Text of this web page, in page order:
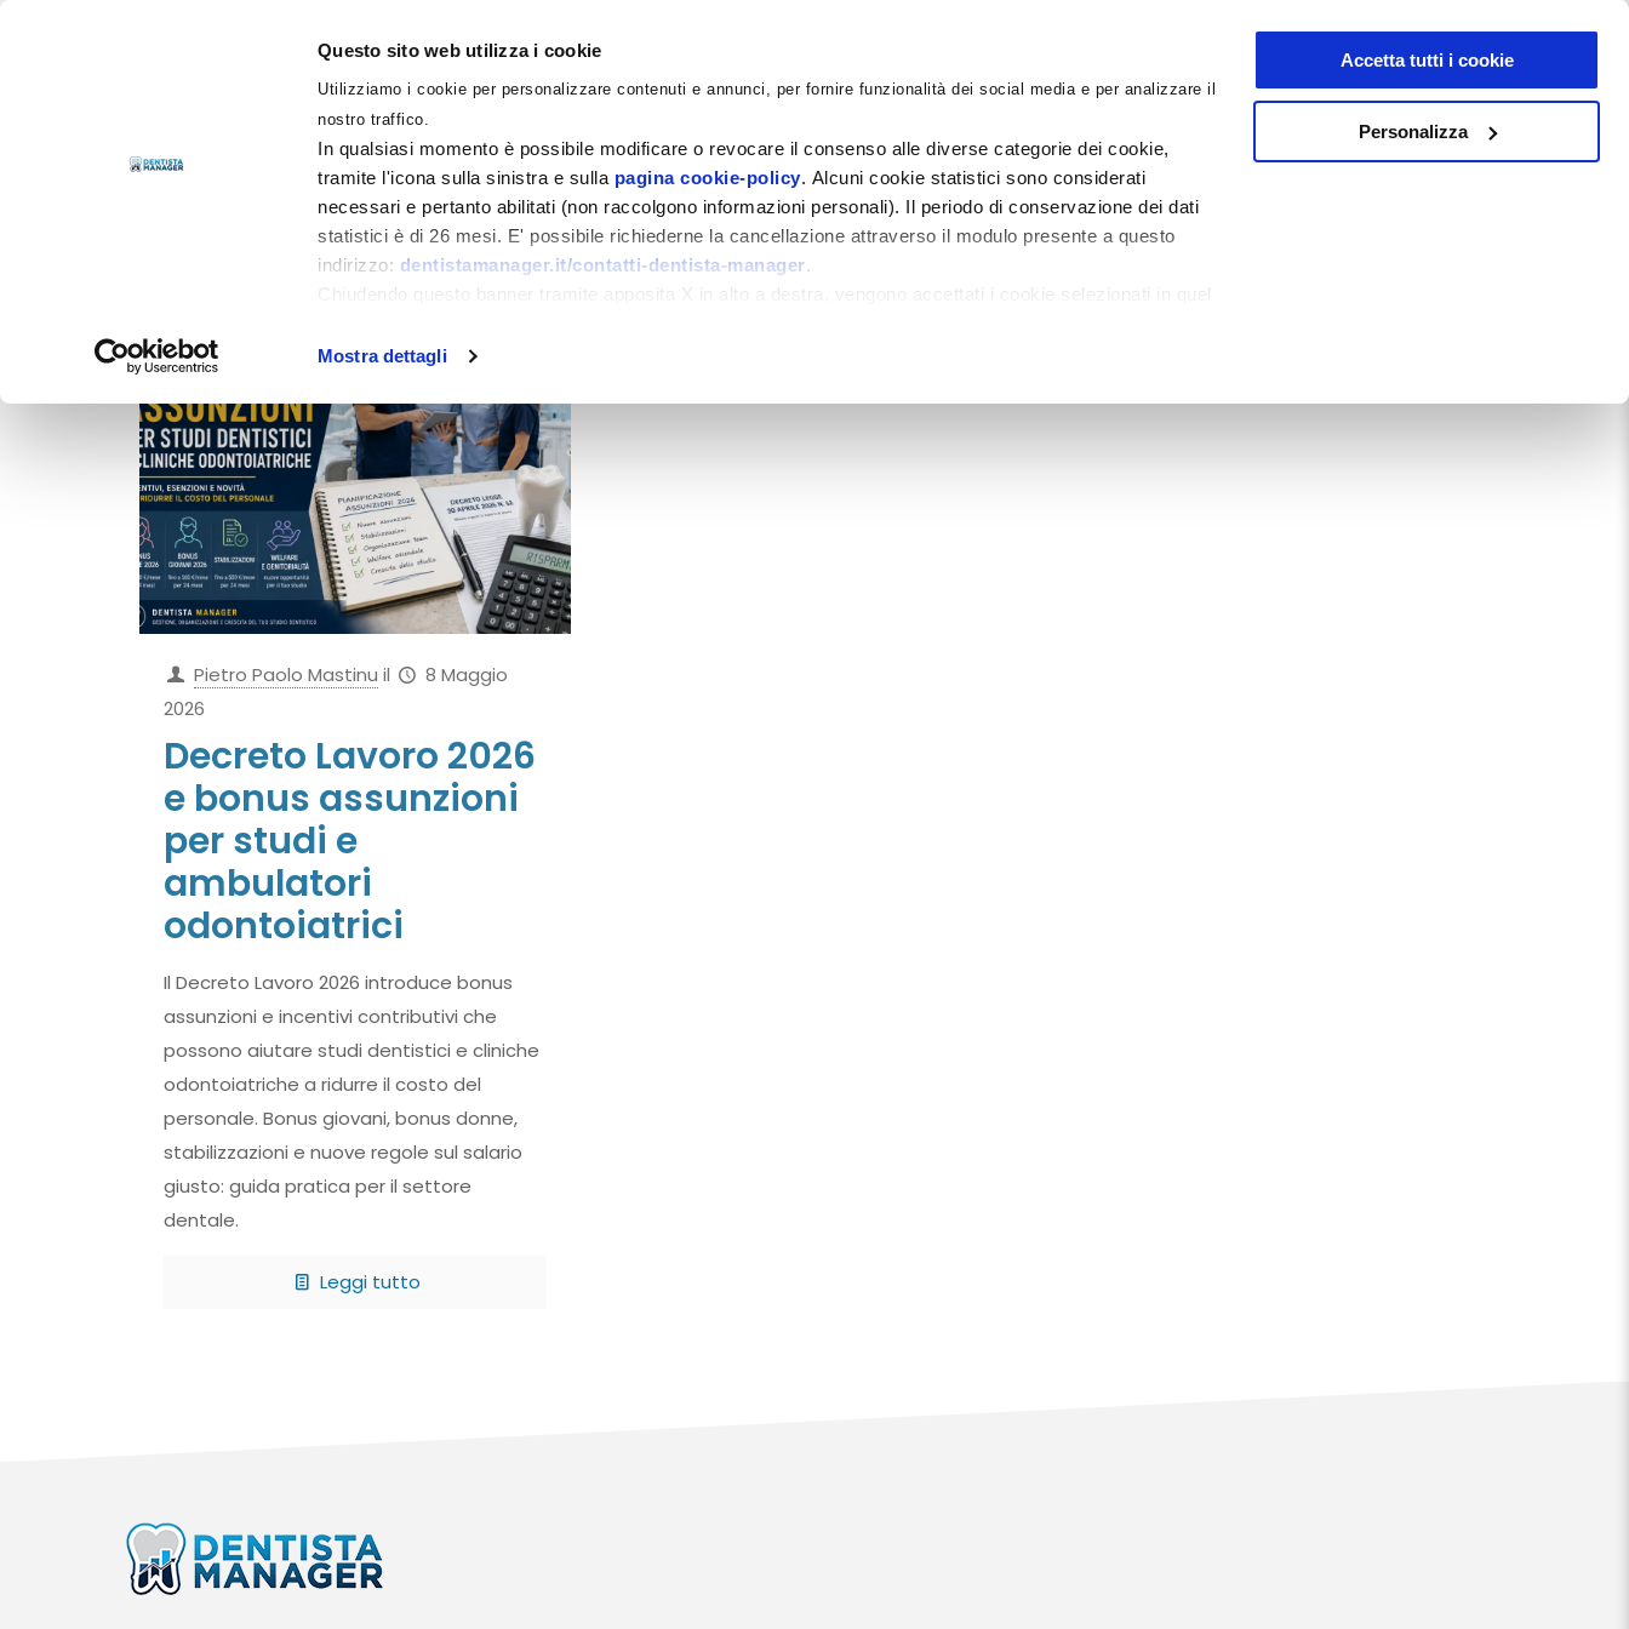
Questo sito web utilizza i cookie
Utilizziamo i cookie per personalizzare contenuti e annunci, per fornire funzionalità dei social media e per analizzare il
nostro traffico.
In qualsiasi momento è possibile modificare o revocare il consenso alle diverse categorie dei cookie,
tramite l'icona sulla sinistra e sulla pagina cookie-policy. Alcuni cookie statistici sono considerati
necessari e pertanto abilitati (non raccolgono informazioni personali). Il periodo di conservazione dei dati
statistici è di 26 mesi. E' possibile richiederne la cancellazione attraverso il modulo presente a questo
indirizzo: dentistamanager.it/contatti-dentista-manager.
Chiudendo questo banner tramite apposita X in alto a destra, vengono accettati i cookie selezionati in quel
Mostra dettagli
Accetta tutti i cookie
Personalizza
NEWSLETTER
DOCUMENTI 0 0
Categorie
Pietro Paolo Mastinu il
8 Maggio
2026
Decreto Lavoro 2026
e bonus assunzioni
per studi e
ambulatori
odontoiatrici
Il Decreto Lavoro 2026 introduce bonus
assunzioni e incentivi contributivi che
possono aiutare studi dentistici e cliniche
odontoiatriche a ridurre il costo del
personale. Bonus giovani, bonus donne,
stabilizzazioni e nuove regole sul salario
giusto: guida pratica per il settore
dentale.
Leggi tutto